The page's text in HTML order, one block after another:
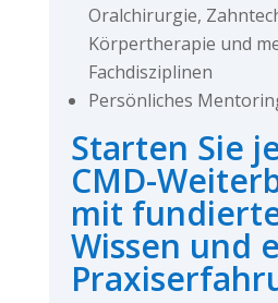
Oralchirurgie,
Körpertherapie und
Fachdisziplinen
Persönliches
Starten Sie
CMD-
mit
Wissen und